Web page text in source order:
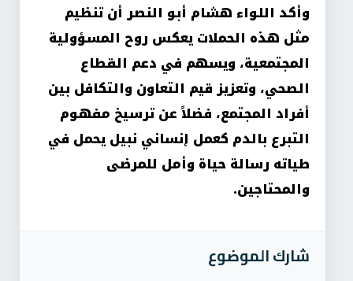
وأكد اللواء هشام أبو النصر أن تنظيم
مثل هذه الحملات يعكس روح المسؤولية
المجتمعية، ويسهم في دعم القطاع
الصحي، وتعزيز قيم التعاون والتكافل بين
أفراد المجتمع، فضلاً عن ترسيخ مفهوم
التبرع بالدم كعمل إنساني نبيل يحمل في
طياته رسالة حياة وأمل للمرضى
والمحتاجين.
شارك الموضوع